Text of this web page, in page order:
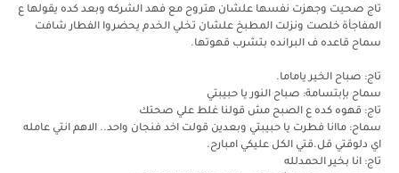
تاج صحيت وجهزت نفسها علشان هتروح مع فهد الشركه وبعد كده يقولها ع
المفاجأة خلصت ونزلت المطبخ علشان تخلي الخدم يحضروا الفطار شافت
سماح قاعده ف البرانده بتشرب قهوتها.
تاج: صباح الخير ياماما.
سماح بإبتسامة: صباح النور يا حبيبتي
تاج: قهوه كده ع الصبح مش قولنا غلط علي صحتك
سماح: ماانا فطرت يا حبيبتي وبعدين قولت اخد فنجان واحد.. الاهم انتي عامله
اي دلوقتي قل.قتي الكل عليكي امبارح.
تاج: انا بخير الحمدلله